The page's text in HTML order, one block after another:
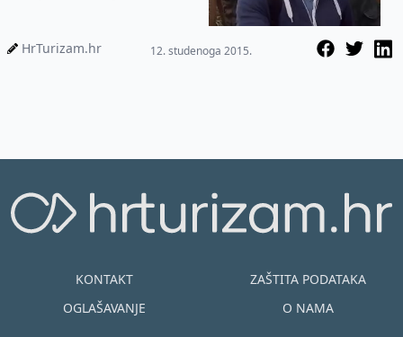
HrTurizam.hr 12. studenoga 2015.
KONTAKT
OGLAŠAVANJE
ZAŠTITA PODATAKA
O NAMA